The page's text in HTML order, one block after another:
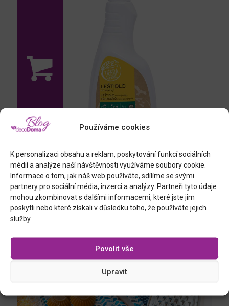
Používáme cookies
K personalizaci obsahu a reklam, poskytování funkcí sociálních
médií a analýze naší návštěvnosti využíváme soubory cookie.
Informace o tom, jak náš web používáte, sdílíme se svými
partnery pro sociální média, inzerci a analýzy. Partneři tyto údaje
mohou zkombinovat s dalšími informacemi, které jste jim
poskytli nebo které získali v důsledku toho, že používáte jejich
služby.
Povolit vše
Upravit
Leštidlo do myčky
Další dárky z domácí dílny